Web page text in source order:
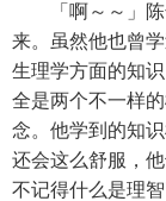
「啊～～」陈
来。虽然他也曾
生理学方面的知
全是两个不一样
念。他学到的知
还会这么舒服，
不记得什么是理